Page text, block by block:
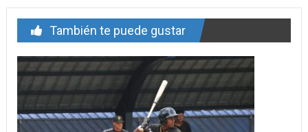
entradaTambién te puede gustar